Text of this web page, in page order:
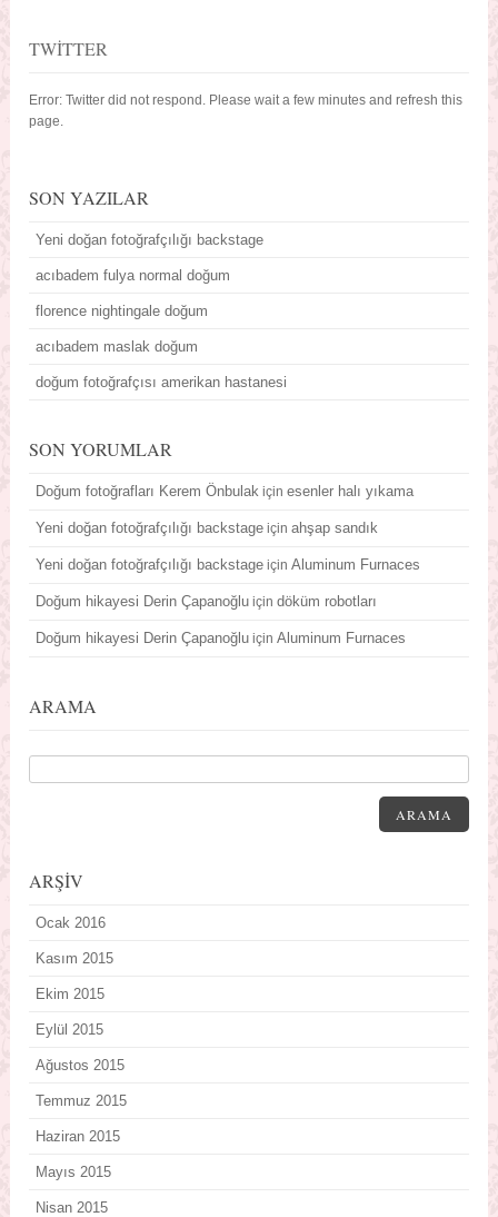
TWITTER
Error: Twitter did not respond. Please wait a few minutes and refresh this
page.
SON YAZILAR
Yeni doğan fotoğrafçılığı backstage
acıbadem fulya normal doğum
florence nightingale doğum
acıbadem maslak doğum
doğum fotoğrafçısı amerikan hastanesi
SON YORUMLAR
Doğum fotoğrafları Kerem Önbulak içinesenler halı yıkama
Yeni doğan fotoğrafçılığı backstage içinahşap sandık
Yeni doğan fotoğrafçılığı backstage içinAluminum Furnaces
Doğum hikayesi Derin Çapanoğlu içindöküm robotları
Doğum hikayesi Derin Çapanoğlu içinAluminum Furnaces
ARAMA
ARAMA
ARŞİV
Ocak 2016
Kasım 2015
Ekim 2015
Eylül 2015
Ağustos 2015
Temmuz 2015
Haziran 2015
Mayıs 2015
Nisan 2015